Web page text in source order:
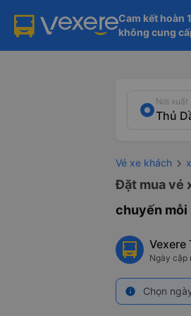
Cam kết hoàn
không cung
Nơi xuất
Vé xe khách
Đặt mua vé
chuyến mỗi
Vexere
Ngày cập
info Chọn